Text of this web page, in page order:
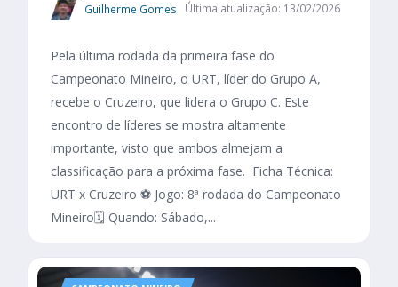
Guilherme Gomes Última atualização: 13/02/2026
Pela última rodada da primeira fase do
Campeonato Mineiro, o URT, líder do Grupo A,
recebe o Cruzeiro, que lidera o Grupo C. Este
encontro de líderes se mostra altamente
importante, visto que ambos almejam a
classificação para a próxima fase. Ficha Técnica:
URT x Cruzeiro ⚽ Jogo: 8ª rodada do Campeonato
Mineiro🗓️ Quando: Sábado,...